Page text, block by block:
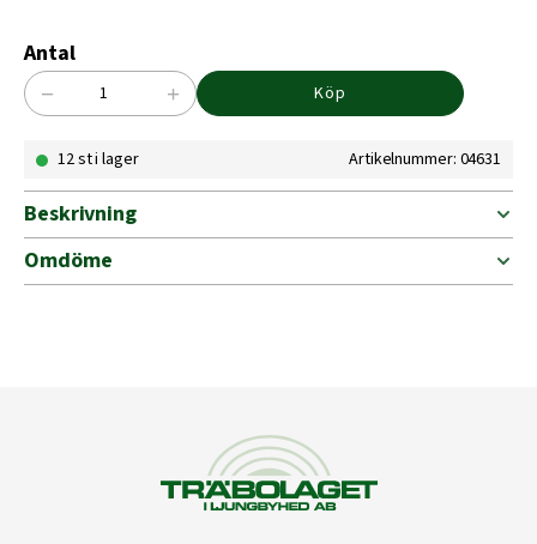
Antal
Idolux
camebridge
16x45cm
− + Köp
12 st i lager Artikelnummer: 04631
Beskrivning
Omdöme